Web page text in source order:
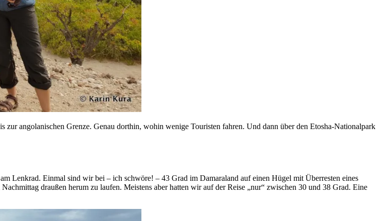
angolanischen Grenze. Genau dorthin, wohin wenige Touristen fahren. Und dann über den Etosha-Nationalpark
Lenkrad. Einmal sind wir bei – ich schwöre! – 43 Grad im Damaraland auf einen Hügel mit Überresten eines
draußen herum zu laufen. Meistens aber hatten wir auf der Reise „nur“ zwischen 30 und 38 Grad. Eine